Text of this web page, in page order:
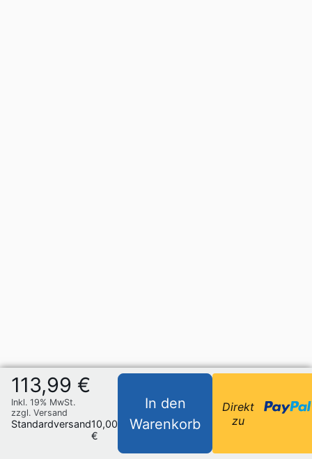
113,99 €
Inkl. 19% MwSt.
zzgl. Versand
Standardversand10,00
€
In den
Warenkorb
Direkt
zu